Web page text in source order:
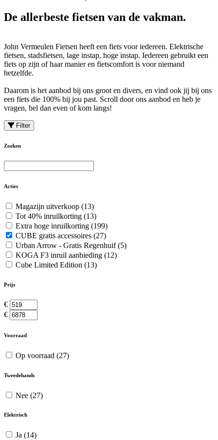
De allerbeste fietsen van de vakman.
John Vermeulen Fietsen heeft een fiets voor iedereen. Elektrische
fietsen, stadsfietsen, lage instap, hoge instap. Iedereen gebruikt een
fiets op zijn of haar manier en fietscomfort is voor niemand
hetzelfde.
Daarom is het aanbod bij ons groot en divers, en vind ook jij bij ons
een fiets die 100% bij jou past. Scroll door ons aanbod en heb je
vragen, bel dan even of kom langs!
Filter
Zoeken
Acties
Magazijn uitverkoop (13)
Tot 40% inruilkorting (13)
Extra hoge inruilkorting (199)
CUBE gratis accessoires (27)
Urban Arrow - Gratis Regenhuif(5)
KOGA F3 inruil aanbieding (12)
Cube Limited Edition (13)
Prijs
€
€
Voorraad
Op voorraad (27)
Tweedehands
Nee (27)
Elektrisch
Ja (14)